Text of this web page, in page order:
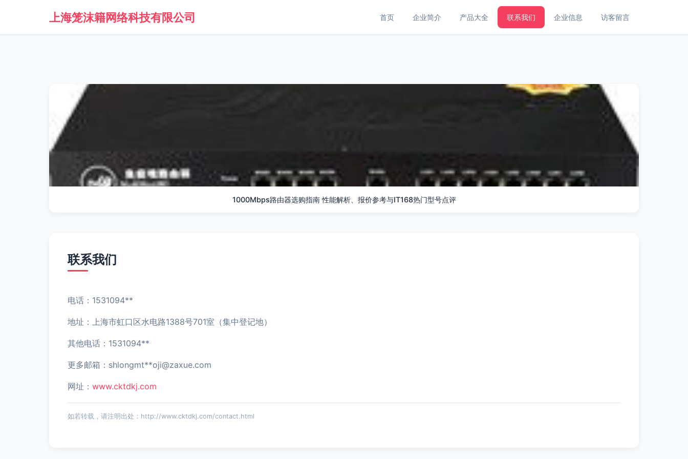
上海笼沫籍网络科技有限公司 首页 企业简介 产品大全 联系我们 企业信息 访客留言
1000Mbps路由器选购指南 性能解析、报价参考与IT168热门型号点评
联系我们
电话：1531094**
地址：上海市虹口区水电路1388号701室（集中登记地）
其他电话：1531094**
更多邮箱：shlongmt**oji@zaxue.com
网址： www.cktdkj.com
如若转载，请注明出处：http://www.cktdkj.com/contact.html